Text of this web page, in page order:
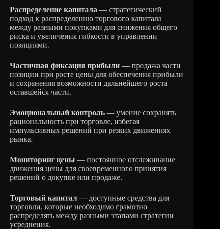
Распределение капитала — стратегический
подход к распределению торгового капитала
между разными покупками для снижения общего
риска и увеличения гибкости в управлении
позициями.
Частичная фиксация прибыли — продажа части
позиции при росте цены для обеспечения прибыли
и сохранения возможности дальнейшего роста
оставшейся части.
Эмоциональный контроль — умение сохранять
рациональность при торговле, избегая
импульсивных решений при резких движениях
рынка.
Мониторинг цены — постоянное отслеживание
движения цены для своевременного принятия
решений о докупке или продаже.
Торговый капитал — доступные средства для
торговли, которые необходимо грамотно
распределять между разными этапами стратегии
усреднения.